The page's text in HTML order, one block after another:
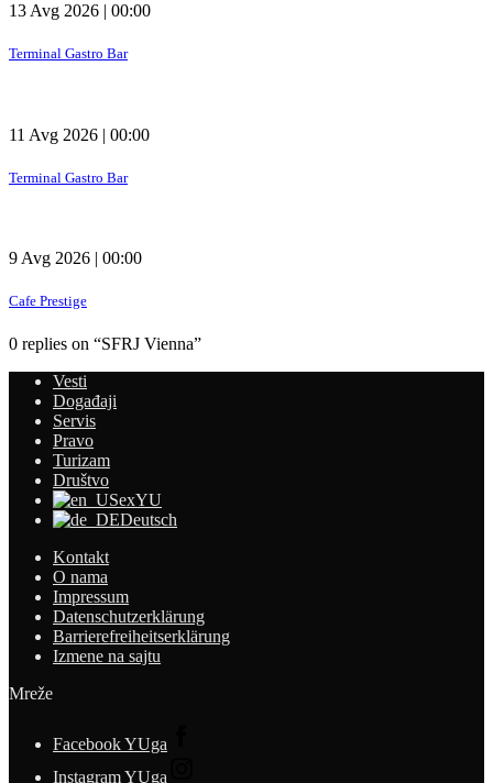
13 Avg 2026 | 00:00
Terminal Gastro Bar
11 Avg 2026 | 00:00
Terminal Gastro Bar
9 Avg 2026 | 00:00
Cafe Prestige
0 replies on “SFRJ Vienna”
Vesti
Događaji
Servis
Pravo
Turizam
Društvo
exYU
Deutsch
Kontakt
O nama
Impressum
Datenschutzerklärung
Barrierefreiheitserklärung
Izmene na sajtu
Mreže
Facebook YUga
Instagram YUga